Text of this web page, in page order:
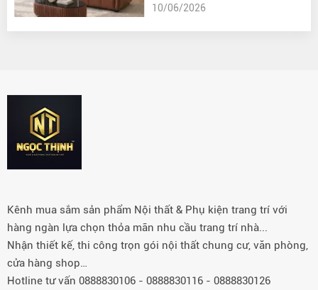
10/06/2026
Kênh mua sắm sản phẩm Nội thất & Phụ kiện trang trí với
hàng ngàn lựa chọn thỏa mãn nhu cầu trang trí nhà...
Nhận thiết kế, thi công trọn gói nội thất chung cư, văn phòng,
cửa hàng shop…
Hotline tư vấn 0888830106 - 0888830116 - 0888830126